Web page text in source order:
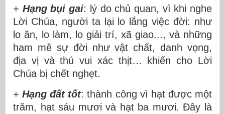
+ Hạng bụi gai: lý do chủ quan, vì khi nghe
Lời Chúa, người ta lại lo lắng việc đời: như
lo ăn, lo làm, lo giải trí, xã giao..., và những
ham mê sự đời như vật chất, danh vọng,
địa vị và thú vui xác thịt… khiến cho Lời
Chúa bị chết nghẹt.
+Hạng đất tốt: thành công vì hạt được một
trăm, hạt sáu mươi và hạt ba mươi. Đây là